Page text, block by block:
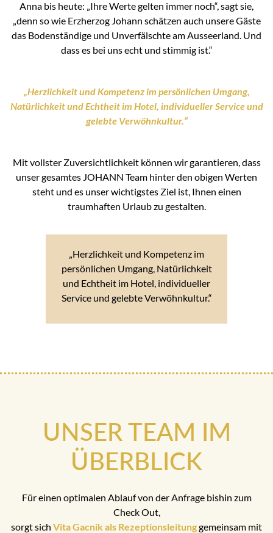
Anna bis heute: „Ihre Werte gelten immer noch“, sagt sie,
„denn so wie Erzherzog Johann schätzen auch unsere Gäste
das Bodenständige und Unverfälschte am Ausseerland. Und
dass es bei uns echt und stimmig ist.“
„Herzlichkeit und Kompetenz im persönlichen Umgang,
Natürlichkeit und Echtheit im Hotel, individueller Service und
gelebte Verwöhnkultur.“
Mit vollster Zuversichtlichkeit können wir garantieren, dass
unser gesamtes JOHANN Team hinter den obigen Werten
steht und es unser wichtigstes Ziel ist, Ihnen einen
traumhaften Urlaub zu gestalten.
„Herzlichkeit und Kompetenz im
persönlichen Umgang, Natürlichkeit
und Echtheit im Hotel, individueller
Service und gelebte Verwöhnkultur.“
UNSER TEAM IM
ÜBERBLICK
Für einen optimalen Ablauf von der Anfrage bishin zum
Check Out,
sorgt sich Vita Gacnik als Rezeptionsleitunggemeinsam mit